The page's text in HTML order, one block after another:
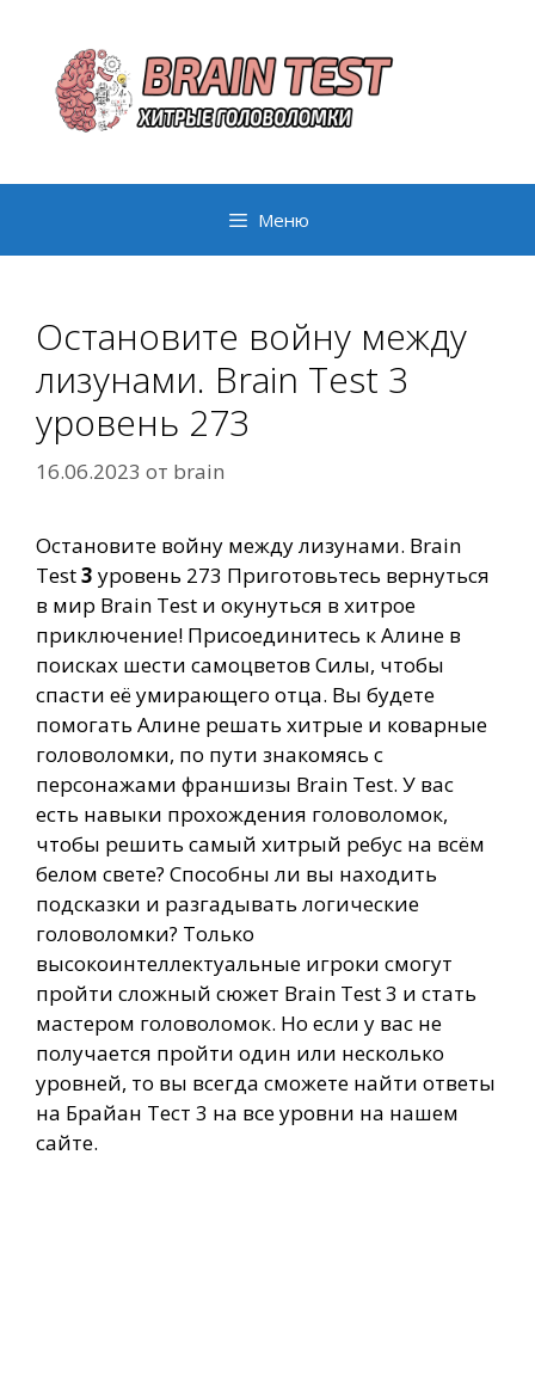
содержимому
Меню
Остановите войну между
лизунами. Brain Test 3
уровень 273
16.06.2023 от brain
Остановите войну между лизунами. Brain
Test3 уровень 273 Приготовьтесь вернуться
в мир Brain Test и окунуться в хитрое
приключение! Присоединитесь к Алине в
поисках шести самоцветов Силы, чтобы
спасти её умирающего отца. Вы будете
помогать Алине решать хитрые и коварные
головоломки, по пути знакомясь с
персонажами франшизы Brain Test. У вас
есть навыки прохождения головоломок,
чтобы решить самый хитрый ребус на всём
белом свете? Способны ли вы находить
подсказки и разгадывать логические
головоломки? Только
высокоинтеллектуальные игроки смогут
пройти сложный сюжет Brain Test 3 и стать
мастером головоломок. Но если у вас не
получается пройти один или несколько
уровней, то вы всегда сможете найти ответы
на Брайан Тест 3 на все уровни на нашем
сайте.